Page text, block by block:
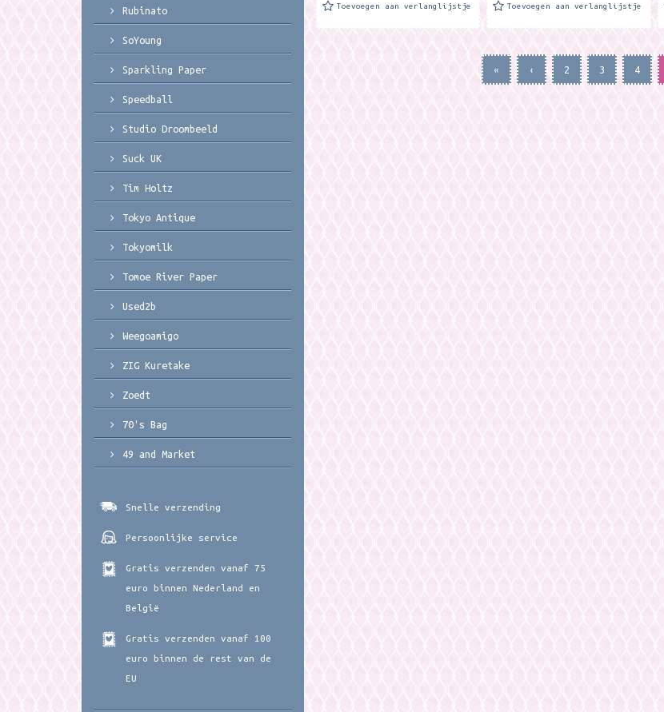
Toevoegen aan verlanglijstje Toevoegen aan verlanglijstje
« ‹ 2 3 4
Rubinato
SoYoung
Sparkling Paper
Speedball
Studio Droombeeld
Suck UK
Tim Holtz
Tokyo Antique
Tokyomilk
Tomoe River Paper
Used2b
Weegoamigo
ZIG Kuretake
Zoedt
70's Bag
49 and Market
Snelle verzending
Persoonlijke service
Gratis verzenden vanaf 75
euro binnen Nederland en
België
Gratis verzenden vanaf 100
euro binnen de rest van de
EU